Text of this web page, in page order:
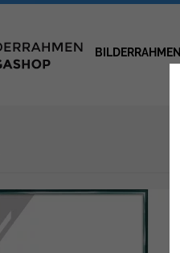
BILDERRAHMEN